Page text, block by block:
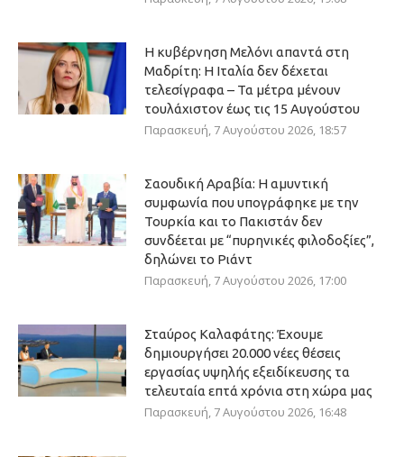
Η κυβέρνηση Μελόνι απαντά στη
Μαδρίτη: Η Ιταλία δεν δέχεται
τελεσίγραφα – Τα μέτρα μένουν
τουλάχιστον έως τις 15 Αυγούστου
Παρασκευή, 7 Αυγούστου 2026, 18:57
Σαουδική Αραβία: Η αμυντική
συμφωνία που υπογράφηκε με την
Τουρκία και το Πακιστάν δεν
συνδέεται με “πυρηνικές φιλοδοξίες”,
δηλώνει το Ριάντ
Παρασκευή, 7 Αυγούστου 2026, 17:00
Σταύρος Καλαφάτης: Έχουμε
δημιουργήσει 20.000 νέες θέσεις
εργασίας υψηλής εξειδίκευσης τα
τελευταία επτά χρόνια στη χώρα μας
Παρασκευή, 7 Αυγούστου 2026, 16:48